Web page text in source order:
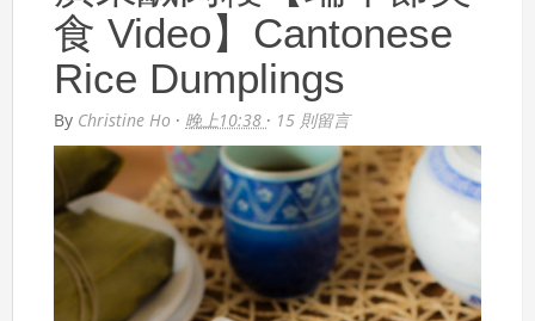
食 Video】Cantonese
Rice Dumplings
By Christine Ho · 晚上10:38 · 15 則留言